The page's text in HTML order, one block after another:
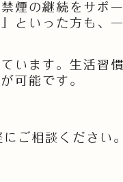
煙の継続をサポ
といった方も、
います。生活習
可能です。
ご相談ください